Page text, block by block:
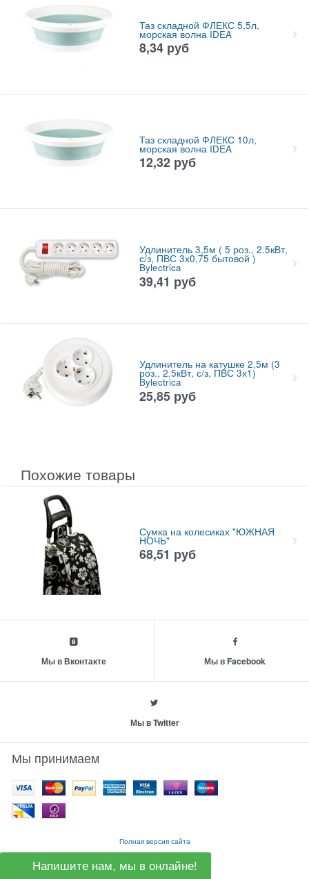
Таз складной ФЛЕКС 5,5л,
морская волна IDEA
8,34 руб
Таз складной ФЛЕКС 10л,
морская волна IDEA
12,32 руб
Удлинитель 3,5м ( 5 роз., 2.5кВт,
с/з, ПВС 3х0,75 бытовой )
Bylectrica
39,41 руб
Удлинитель на катушке 2,5м (3
роз., 2.5кВт, с/з, ПВС 3х1)
Bylectrica
25,85 руб
Похожие товары
Сумка на колесиках "ЮЖНАЯ
НОЧЬ"
68,51 руб
Мы в Вконтакте Мы в Facebook
Мы в Twitter
Мы принимаем
Полная версия сайта
Напишите нам, мы в онлайне!